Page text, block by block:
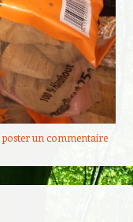
poster un commentaire